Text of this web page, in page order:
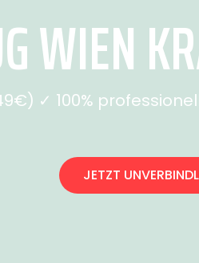
WIEN
✓ 100%
JETZT